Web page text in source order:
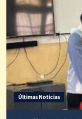
Últimas Noticias